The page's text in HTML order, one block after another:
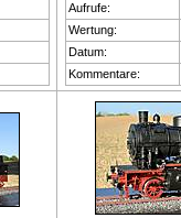
Aufrufe:
Wertung:
Datum:
Kommentare: